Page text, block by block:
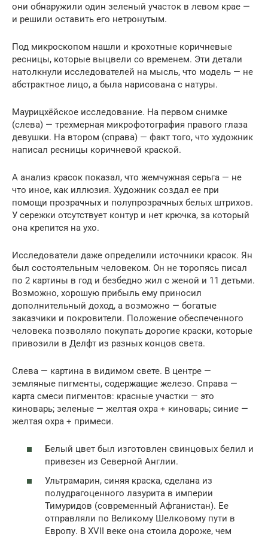
они обнаружили один зеленый участок в левом крае —
и решили оставить его нетронутым.
Под микроскопом нашли и крохотные коричневые
ресницы, которые выцвели со временем. Эти детали
натолкнули исследователей на мысль, что модель — не
абстрактное лицо, а была нарисована с натуры.
Маурицхёйское исследование. На первом снимке
(слева) — трехмерная микрофотография правого глаза
девушки. На втором (справа) — факт того, что художник
написал ресницы коричневой краской.
А анализ красок показал, что жемчужная серьга — не
что иное, как иллюзия. Художник создал ее при
помощи прозрачных и полупрозрачных белых штрихов.
У сережки отсутствует контур и нет крючка, за который
она крепится на ухо.
Исследователи даже определили источники красок. Ян
был состоятельным человеком. Он не торопясь писал
по 2 картины в год и безбедно жил с женой и 11 детьми.
Возможно, хорошую прибыль ему приносил
дополнительный доход, а возможно — богатые
заказчики и покровители. Положение обеспеченного
человека позволяло покупать дорогие краски, которые
привозили в Делфт из разных концов света.
Слева — картина в видимом свете. В центре —
земляные пигменты, содержащие железо. Справа —
карта смеси пигментов: красные участки — это
киноварь; зеленые — желтая охра + киноварь; синие —
желтая охра + примеси.
Белый цвет был изготовлен свинцовых белил и
привезен из Северной Англии.
Ультрамарин, синяя краска, сделана из
полудрагоценного лазурита в империи
Тимуридов (современный Афганистан). Ее
отправляли по Великому Шелковому пути в
Европу. В XVII веке она стоила дороже, чем